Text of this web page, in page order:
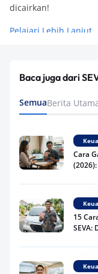
dicairkan!
Pelajari Lebih Lanjut
Baca juga dari
SemuaBerita
Cara
15
SEVA: